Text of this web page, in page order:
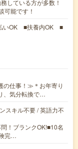
している方が多数！
可能です！
いOK ■扶養内OK ■
の仕事！≫＊お年寄り
、気分転換で…
スキル不要 / 英語力不
！ブランクOK!■10名
完…